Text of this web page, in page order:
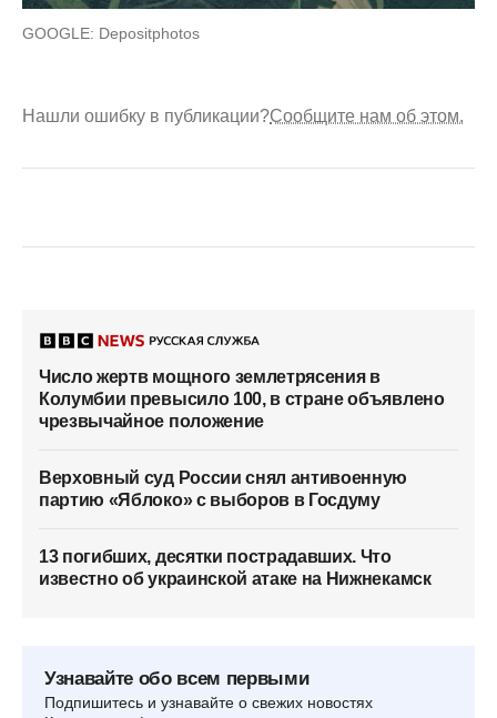
GOOGLE: Depositphotos
Нашли ошибку в публикации?Сообщите нам об этом.
Число жертв мощного землетрясения в
Колумбии превысило 100, в стране объявлено
чрезвычайное положение
Верховный суд России снял антивоенную
партию «Яблоко» с выборов в Госдуму
13 погибших, десятки пострадавших. Что
известно об украинской атаке на Нижнекамск
Узнавайте обо всем первыми
Подпишитесь и узнавайте о свежих новостях